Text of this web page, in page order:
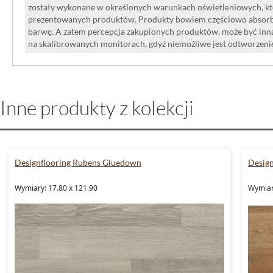
zostały wykonane w określonych warunkach oświetleniowych,
prezentowanych produktów. Produkty bowiem częściowo
barwę. A zatem percepcja zakupionych produktów, może być
na skalibrowanych monitorach, gdyż niemożliwe jest
Inne produkty z kolekcji
Designflooring Rubens Gluedown
Wymiary: 17.80 x 121.90